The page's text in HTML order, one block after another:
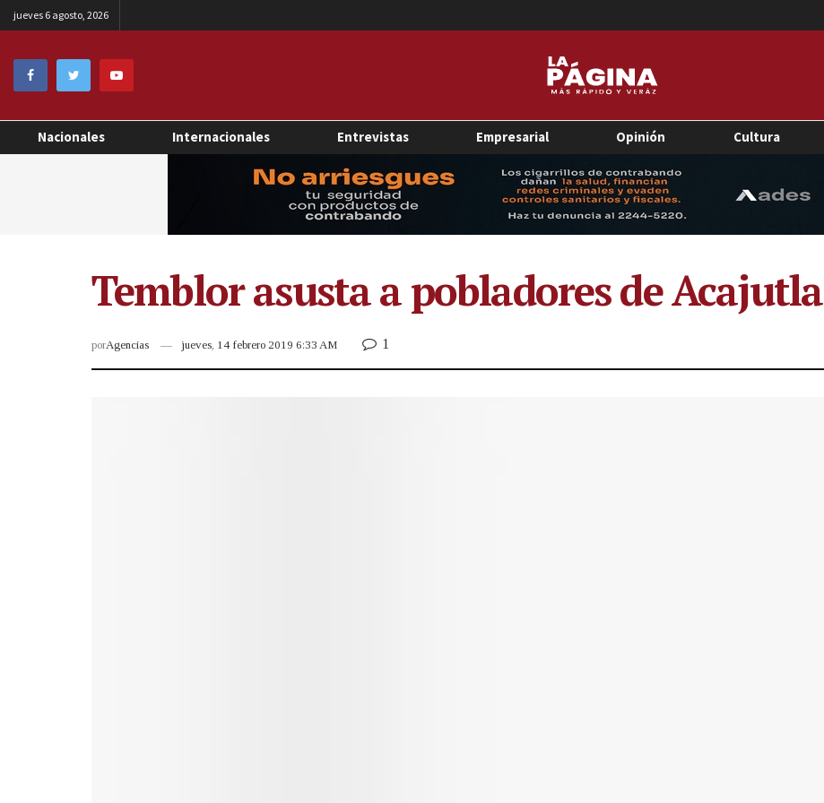
jueves 6 agosto, 2026
Nacionales Internacionales Entrevistas Empresarial Opinión Cultura
Temblor asusta a pobladores de Acajutla
porAgencias jueves, 14 febrero 2019 6:33 AM 1